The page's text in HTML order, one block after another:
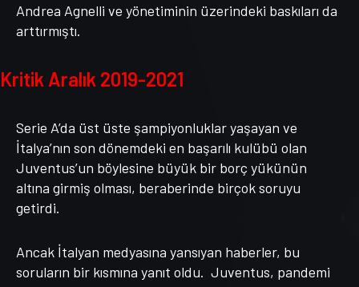
Andrea Agnelli ve yönetiminin üzerindeki baskıları da
arttırmıştı.
Kritik Aralık 2019-2021
Serie A’da üst üste şampiyonluklar yaşayan ve
İtalya’nın son dönemdeki en başarılı kulübü olan
Juventus’un böylesine büyük bir borç yükünün
altına girmiş olması, beraberinde birçok soruyu
getirdi.
Ancak İtalyan medyasına yansıyan haberler, bu
soruların bir kısmına yanıt oldu. Juventus, pandemi